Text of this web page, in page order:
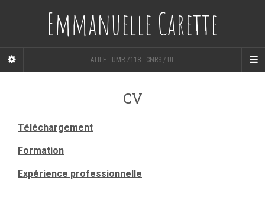
Emmanuelle Carette
ATILF - UMR 7118 - CNRS / UL
CV
Téléchargement
Formation
Expérience professionnelle